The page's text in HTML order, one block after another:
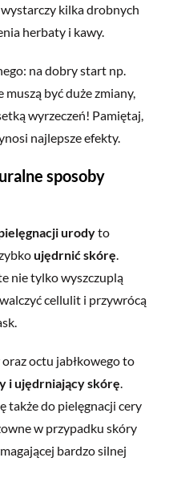
kilka drobnych
herbaty i kawy.
na dobry start np.
muszą być duże zmiany,
wyrzeczeń! Pamiętaj,
najlepsze efekty.
sposoby
urodyto
ujędrnić skórę.
nie tylko wyszczuplą
cellulit i przywrócą
octu jabłkowego to
i ujędrniający skórę.
także do pielęgnacji cery
w przypadku skóry
bardzo silnej